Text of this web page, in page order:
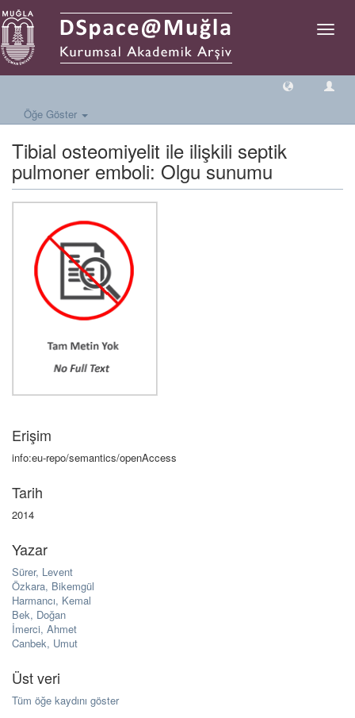
Geçiş
Öğe Göster
Tibial osteomiyelit ile ilişkili septik
pulmoner emboli: Olgu sunumu
Erişim
info:eu-repo/semantics/openAccess
Tarih
2014
Yazar
Sürer, Levent
Özkara, Bikemgül
Harmancı, Kemal
Bek, Doğan
İmerci, Ahmet
Canbek, Umut
Üst veri
Tüm öğe kaydını göster